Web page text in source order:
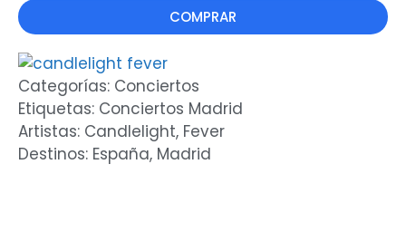
COMPRAR
Categorías: Conciertos
Etiquetas: Conciertos Madrid
Artistas: Candlelight, Fever
Destinos: España, Madrid